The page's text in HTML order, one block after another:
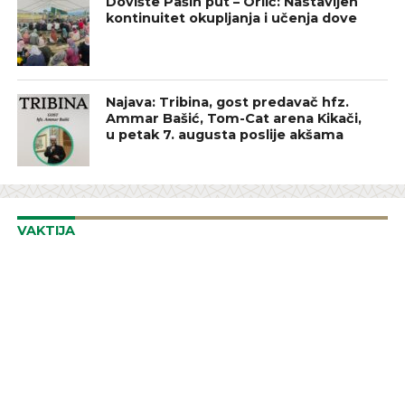
kontinuitet okupljanja i učenja dove
Najava: Tribina, gost predavač hfz.
Ammar Bašić, Tom-Cat arena Kikači,
u petak 7. augusta poslije akšama
VAKTIJA